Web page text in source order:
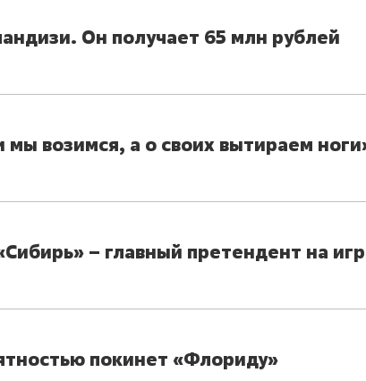
Он получает 65 млн рублей
возимся, а о своих вытираем
– главный претендент на
покинет «Флориду»